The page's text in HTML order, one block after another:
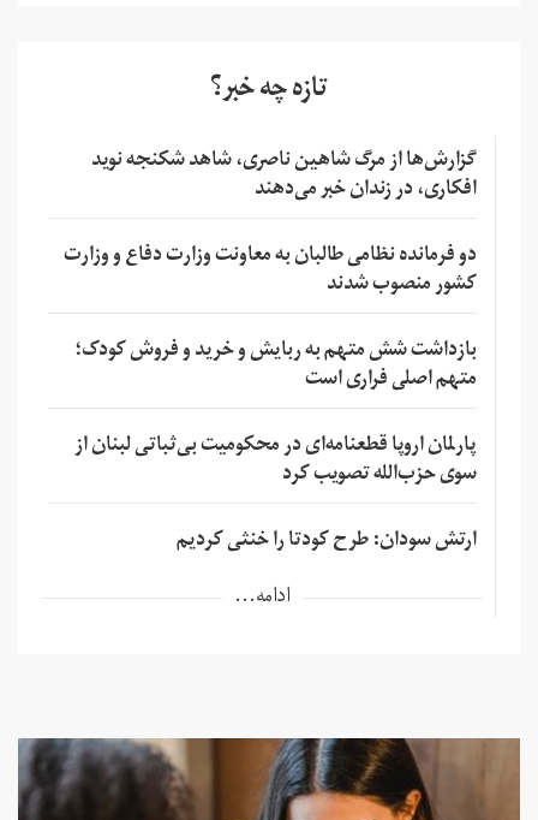
تازه چه خبر؟
گزارش‌ها از مرگ شاهین ناصری، شاهد شکنجه نوید
افکاری، در زندان خبر می‌دهند
دو فرمانده نظامی طالبان به معاونت وزارت دفاع و وزارت
کشور منصوب شدند
بازداشت شش متهم به ربایش و خرید و فروش کودک؛
متهم اصلی فراری است
پارلمان اروپا قطعنامه‌ای در محکومیت بی‌ثباتی لبنان از
سوی حزب‌الله تصویب کرد
ارتش سودان: طرح کودتا را خنثی کردیم
ادامه...